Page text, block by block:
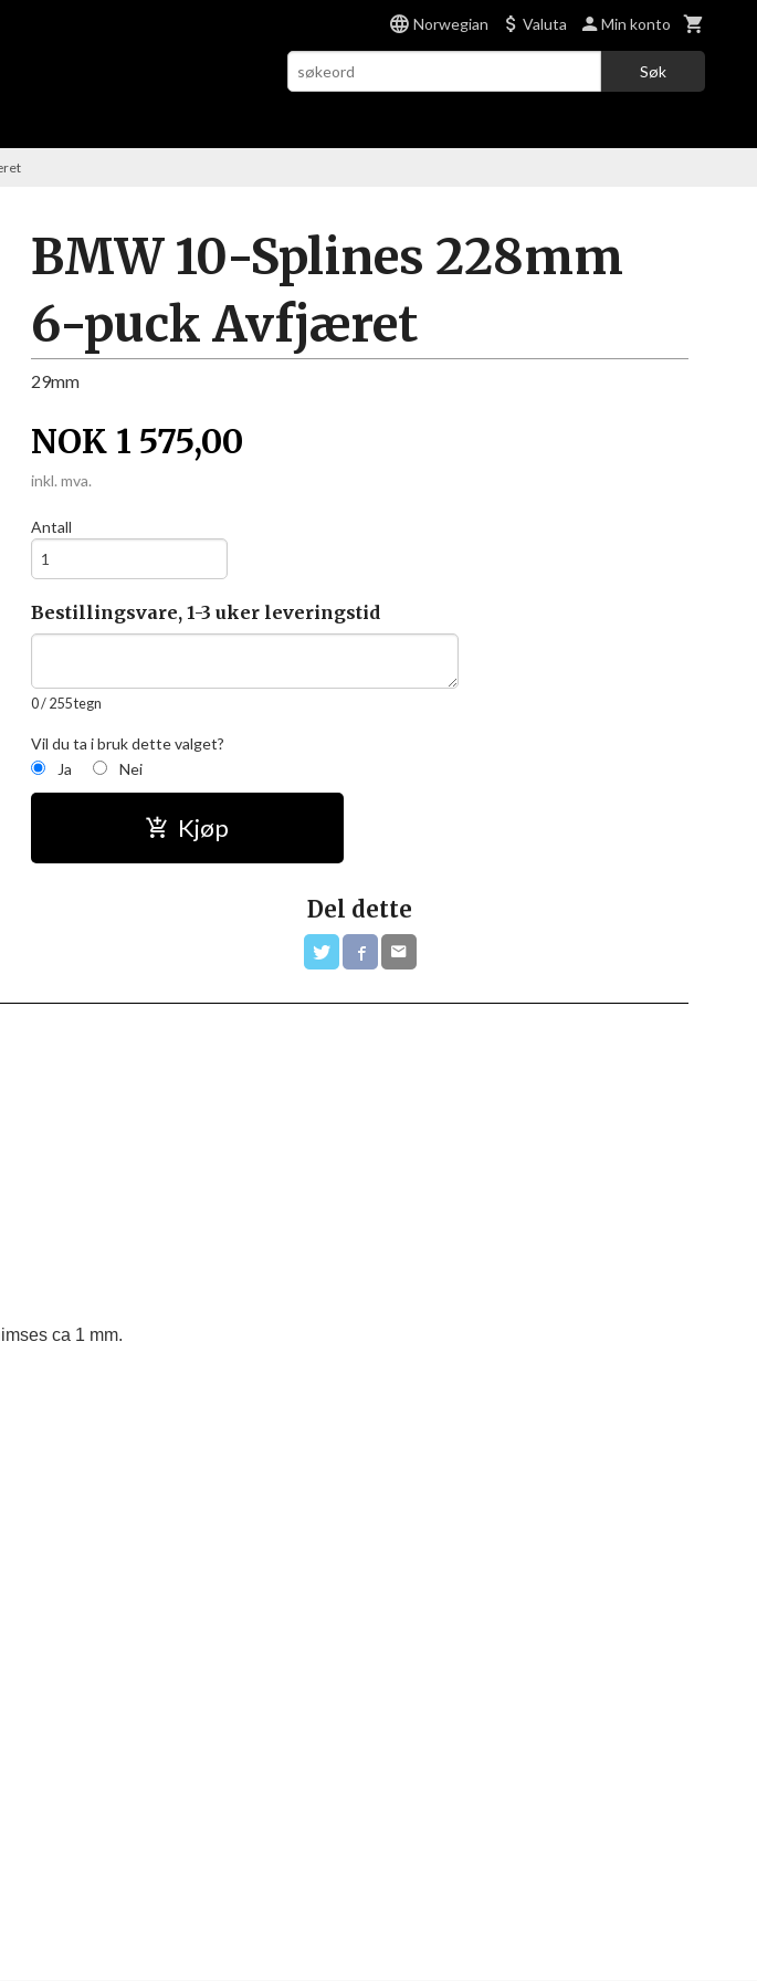
Norwegian Valuta Min konto
Søk
BMW 10-Splines 228mm
6-puck Avfjæret
29mm
NOK 1 575,00
inkl. mva.
Antall
Bestillingsvare, 1-3 uker leveringstid
0/ 255 tegn
Vil du ta i bruk dette valget?
Ja
Nei
Kjøp
Del dette
ca 1 mm.